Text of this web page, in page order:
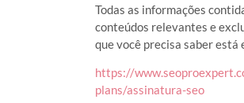
Todas as informações
conteúdos relevantes e
que você precisa saber está
https://
plans/assinatura-seo